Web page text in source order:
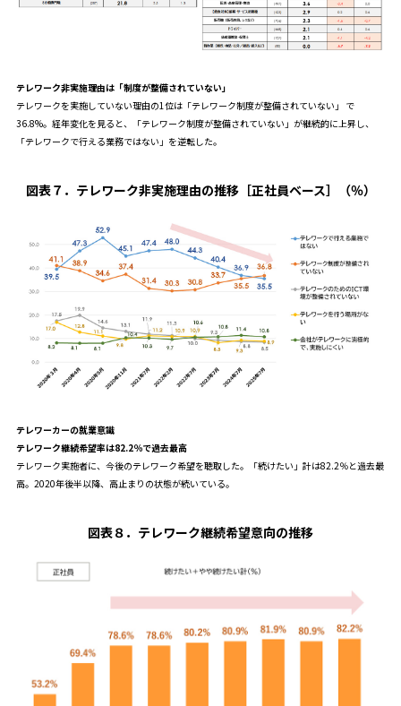
テレワーク非実施理由は「制度が整備されていない」
テレワークを実施していない理由の1位は「テレワーク制度が整備されていない」 で
36.8%。経年変化を見ると、「テレワーク制度が整備されていない」が継続的に上昇し、
「テレワークで行える業務ではない」を逆転した。
図表７ ． テレワーク非実施理由の推移［正社員ベース］（％）
テレワーカーの就業意識
テレワーク継続希望率は82.2％で過去最高
テレワーク実施者に、今後のテレワーク希望を聴取した。「続けたい」計は82.2％と過去最
高。2020年後半以降、高止まりの状態が続いている。
図表８ ． テレワーク継続希望意向の推移